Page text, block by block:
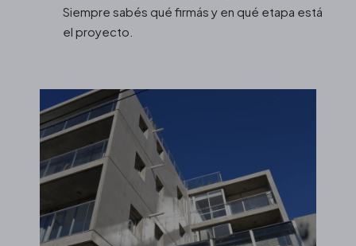
Siempre sabés qué firmás y en qué etapa está
el proyecto.